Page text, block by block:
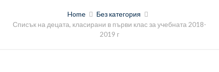
Home
Без категория
Списък на децата, класирани в първи клас за учебната 2018-
2019 г